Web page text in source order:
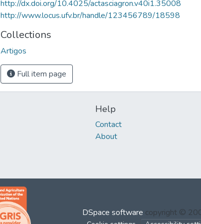
http://dx.doi.org/10.4025/actasciagron.v40i1.35008
http://www.locus.ufv.br/handle/123456789/18598
Collections
Artigos
Full item page
Help
Contact
About
DSpace software copyright ©